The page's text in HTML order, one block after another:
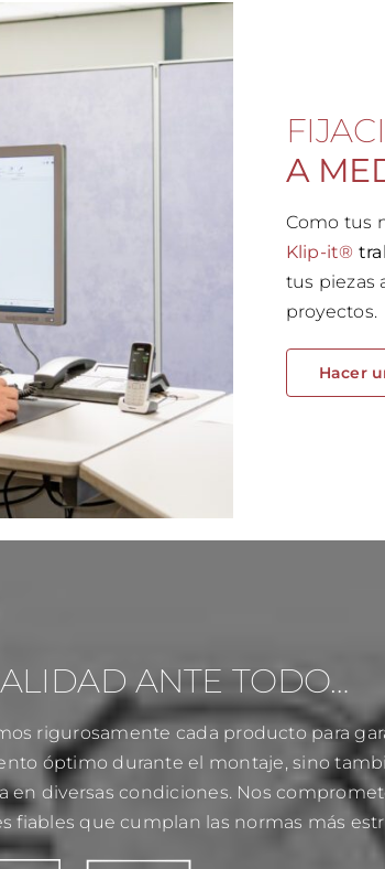
A
Como tus
Klip-it®
tus piezas
proyectos.
Hacer
ANTE TODO…
rigurosamente cada producto para
óptimo durante el montaje, sino
en diversas condiciones. Nos
fiables que cumplan las normas más